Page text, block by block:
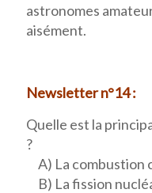
astronomes
aisément.
Newsletter n°14 :
Quelle est la
?
A) La combustion
B) La fission